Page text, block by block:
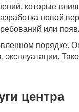
которые
новой
или
порядке.
эксплуатации.
центра